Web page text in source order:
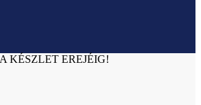
A KÉSZLET EREJÉIG!